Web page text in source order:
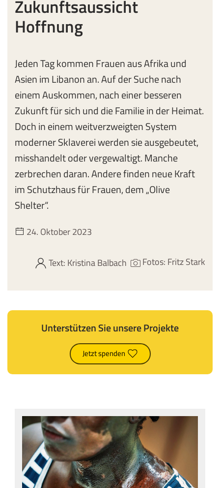
Zukunftsaussicht
Hoffnung
Jeden Tag kommen Frauen aus Afrika und
Asien im Libanon an. Auf der Suche nach
einem Auskommen, nach einer besseren
Zukunft für sich und die Familie in der Heimat.
Doch in einem weitverzweigten System
moderner Sklaverei werden sie ausgebeutet,
misshandelt oder vergewaltigt. Manche
zerbrechen daran. Andere finden neue Kraft
im Schutzhaus für Frauen, dem „Olive
Shelter“.
24. Oktober 2023
Text: Kristina Balbach Fotos: Fritz Stark
Unterstützen Sie unsere Projekte
Jetzt spenden